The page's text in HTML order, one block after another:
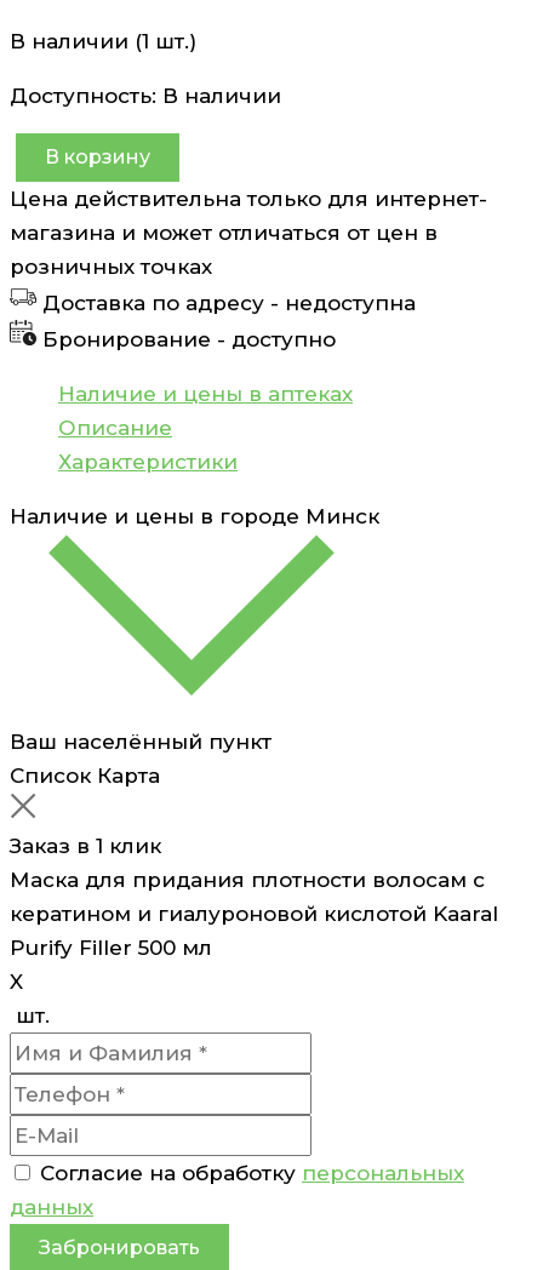
В наличии (1 шт.)
Доступность: В наличии
Количество
товара
Маска
для
придания
плотности
волосам
кератином
гиалуроновой
кислотой
Kaaral
В корзину
Цена действительна только для интернет-
магазина и может отличаться от цен в
розничных точках
Доставка по адресу - недоступна
Бронирование - доступно
Наличие и цены в аптеках
Описание
Характеристики
Наличие и цены в городе Минск
Ваш населённый пункт
Список Карта
Заказ в 1 клик
Маска для придания плотности волосам с
кератином и гиалуроновой кислотой Kaaral
Purify Filler 500 мл
X
шт.
Согласие на обработку персональных
данных
Забронировать